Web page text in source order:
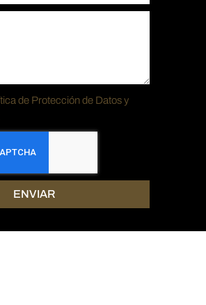
de Protección de Datos y
ENVIAR